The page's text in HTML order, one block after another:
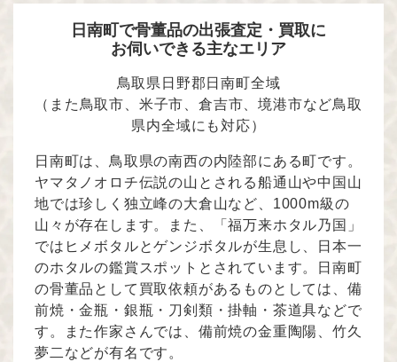
日南町で骨董品の出張査定・買取に
お伺いできる主なエリア
鳥取県日野郡日南町全域
（また鳥取市、米子市、倉吉市、境港市など鳥取
県内全域にも対応）
日南町は、鳥取県の南西の内陸部にある町です。
ヤマタノオロチ伝説の山とされる船通山や中国山
地では珍しく独立峰の大倉山など、1000m級の
山々が存在します。また、「福万来ホタル乃国」
ではヒメボタルとゲンジボタルが生息し、日本一
のホタルの鑑賞スポットとされています。日南町
の骨董品として買取依頼があるものとしては、備
前焼・金瓶・銀瓶・刀剣類・掛軸・茶道具などで
す。また作家さんでは、備前焼の金重陶陽、竹久
夢二などが有名です。